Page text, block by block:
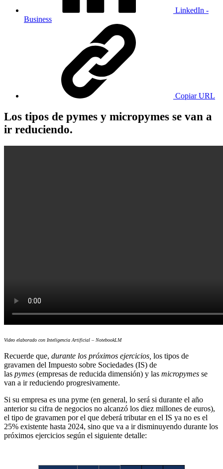
LinkedIn -
Business
Copiar URL
Los tipos de pymes y micropymes se van a
ir reduciendo.
Video elaborado con Inteligencia Artificial – NotebookLM
Recuerde que, durante los próximos ejercicios, los tipos de
gravamen del Impuesto sobre Sociedades (IS) de
las pymes (empresas de reducida dimensión) y las micropymes se
van a ir reduciendo progresivamente.
Si su empresa es una pyme (en general, lo será si durante el año
anterior su cifra de negocios no alcanzó los diez millones de euros),
el tipo de gravamen por el que deberá tributar en el IS ya no es el
25% existente hasta 2024, sino que va a ir disminuyendo durante los
próximos ejercicios según el siguiente detalle: